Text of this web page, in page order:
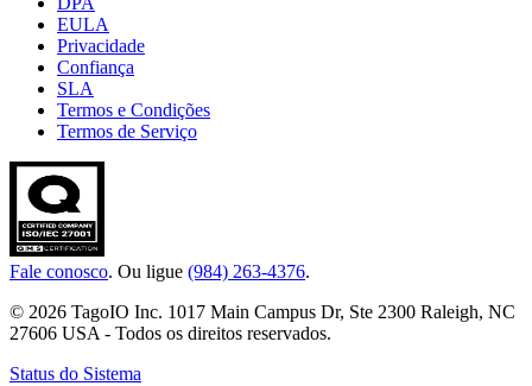
EULA
Privacidade
Confiança
SLA
Termos e Condições
Termos de Serviço
Fale conosco. Ou ligue (984) 263-4376.
© 2026 TagoIO Inc. 1017 Main Campus Dr, Ste 2300 Raleigh, NC
27606 USA - Todos os direitos reservados.
Status do Sistema